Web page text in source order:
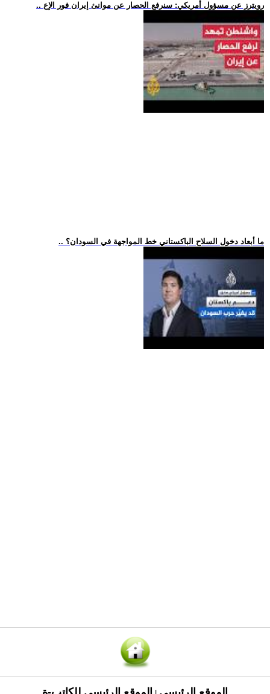
.. رويترز عن مسؤول أمريكي: سنرفع الحصار عن موانئ إيران فور الإع
.. ما أبعاد دخول السلاح الباكستاني خط المواجهة في السودان؟